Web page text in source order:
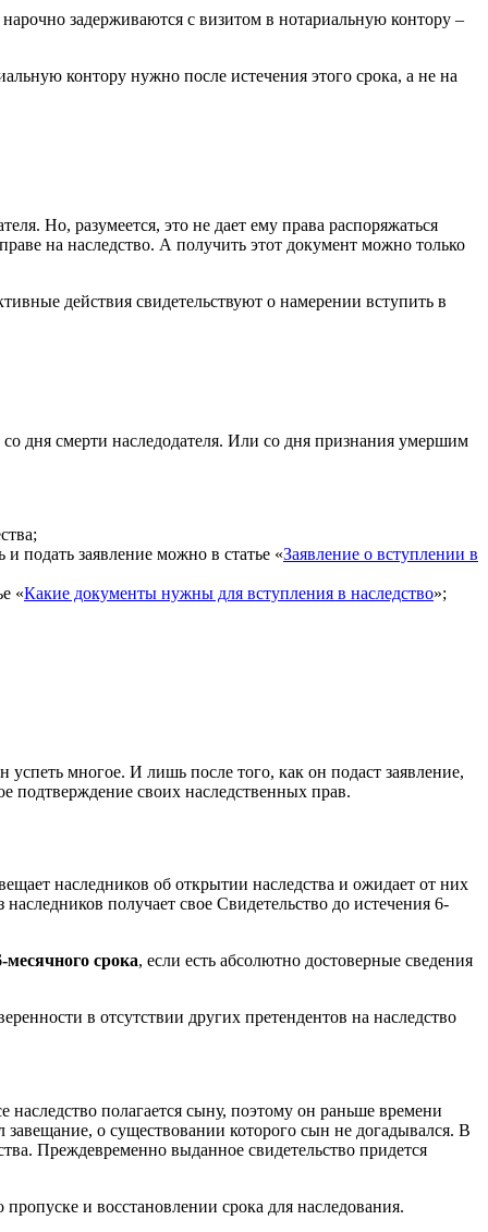
задерживаются с визитом в нотариальную контору –
контору нужно после истечения этого срока, а не на
Но, разумеется, это не дает ему права распоряжаться
на наследство. А получить этот документ можно только
действия свидетельствуют о намерении вступить в
дня смерти наследодателя. Или со дня признания умершим
подать заявление можно в статье «Заявление о вступлении в
«Какие документы нужны для вступления в наследство»;
многое. И лишь после того, как он подаст заявление,
подтверждение своих наследственных прав.
наследников об открытии наследства и ожидает от них
получает свое Свидетельство до истечения 6-
месячного срока, если есть абсолютно достоверные сведения
в отсутствии других претендентов на наследство
полагается сыну, поэтому он раньше времени
о существовании которого сын не догадывался. В
Преждевременно выданное свидетельство придется
и восстановлении срока для наследования.